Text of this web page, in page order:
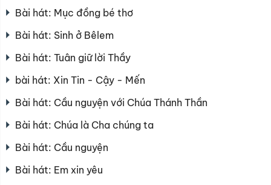
Bài hát: Mục đồng bé thơ
Bài hát: Sinh ở Bêlem
Bài hát: Tuân giữ lời Thầy
bài hát: Xin Tin - Cậy - Mến
Bài hát: Cầu nguyện với Chúa Thánh Thần
Bài hát: Chúa là Cha chúng ta
Bài hát: Cầu nguyện
Bài hát: Em xin yêu